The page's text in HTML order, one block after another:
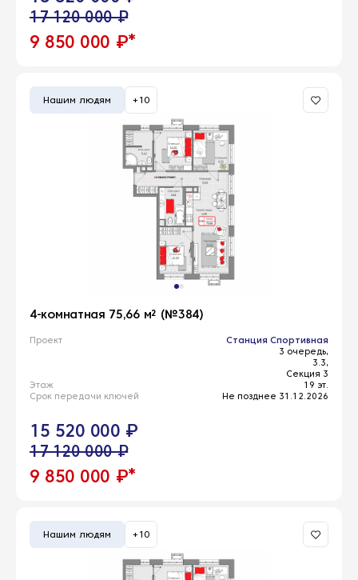
17 120 000 ₽
9 850 000 ₽*
Нашим людям +10
4-комнатная 75,66 м² (№384)
Проект
Станция Спортивная
3 очередь,
3.3,
Секция 3
Этаж
19 эт.
Срок передачи ключей
Не позднее 31.12.2026
15 520 000 ₽
17 120 000 ₽
9 850 000 ₽*
Нашим людям +10